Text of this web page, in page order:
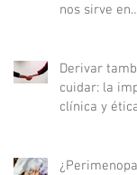
nos sirve en
Derivar
cuidar: la
clínica y